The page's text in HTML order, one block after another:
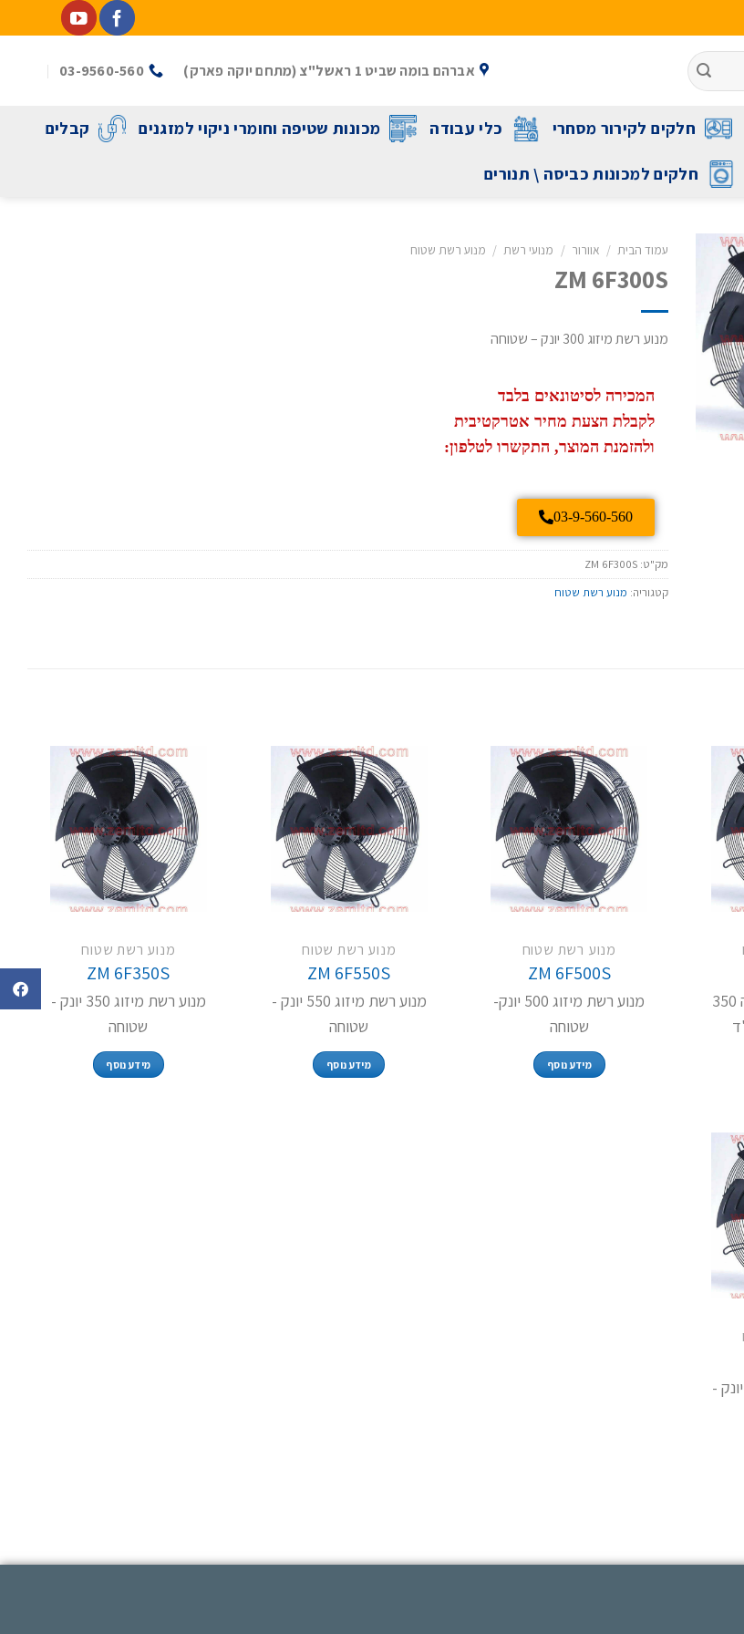
אברהם בומה שביט 1 ראשל"צ (מתחם יוקה פארק) 03-9560-560
חלקים לקירור מסחרי כלי עבודה מכונות שטיפה וחומרי ניקוי למזגנים קבלים
חלקים למכונות כביסה \ תנורים
עמוד הבית / אוורור / מנועי רשת / מנוע רשת שטוח
ZM 6F300S
מנוע רשת מיזוג 300 יונק – שטוחה
המכירה לסיטונאים בלבד
לקבלת הצעת מחיר אטרקטיבית
ולהזמנת המוצר, התקשרו לטלפון:
03-9-560-560
מק"ט:ZM 6F300S
קטגוריה: מנוע רשת שטוח
מנוע רשת מיזוג מידה 350
מנוע רשת שטוח
ZM 6F500S
מנוע רשת מיזוג 500 יונק-
שטוחה
מידע נוסף
מנוע רשת שטוח
ZM 6F550S
מנוע רשת מיזוג 550 יונק -
שטוחה
מידע נוסף
מנוע רשת שטוח
ZM 6F350S
מנוע רשת מיזוג 350 יונק -
שטוחה
מידע נוסף
רשת מיזוג 450 יונק -